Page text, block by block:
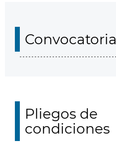
Convocatoria
Pliegos de
condiciones